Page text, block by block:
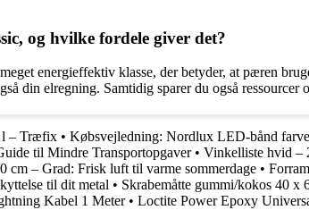
og hvilke fordele giver det?
energieffektiv klasse, der betyder, at pæren
din elregning. Samtidig sparer du også
l – Træfix • Købsvejledning: Nordlux LED-bånd
til Mindre Transportopgaver• Vinkelliste hvid –
cm – Grad: Frisk luft til varme sommerdage •
til dit metal • Skrabemåtte gummi/kokos 40 x
Kabel 1 Meter• Loctite Power Epoxy